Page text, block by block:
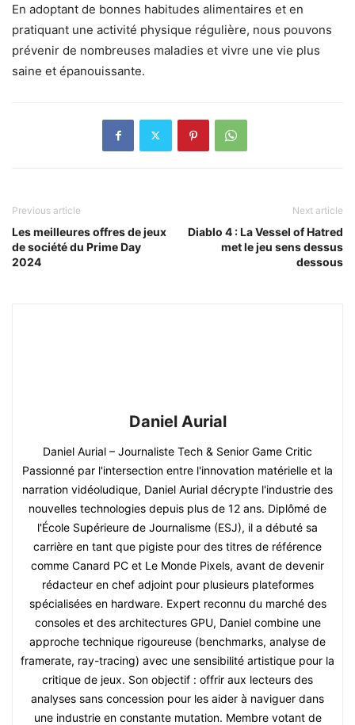
En adoptant de bonnes habitudes alimentaires et en
pratiquant une activité physique régulière, nous pouvons
prévenir de nombreuses maladies et vivre une vie plus
saine et épanouissante.
Previous article
Les meilleures offres de jeux
de société du Prime Day
2024
Next article
Diablo 4 : La Vessel of Hatred
met le jeu sens dessus
dessous
Daniel Aurial
Daniel Aurial – Journaliste Tech & Senior Game Critic
Passionné par l'intersection entre l'innovation matérielle et la
narration vidéoludique, Daniel Aurial décrypte l'industrie des
nouvelles technologies depuis plus de 12 ans. Diplômé de
l'École Supérieure de Journalisme (ESJ), il a débuté sa
carrière en tant que pigiste pour des titres de référence
comme Canard PC et Le Monde Pixels, avant de devenir
rédacteur en chef adjoint pour plusieurs plateformes
spécialisées en hardware. Expert reconnu du marché des
consoles et des architectures GPU, Daniel combine une
approche technique rigoureuse (benchmarks, analyse de
framerate, ray-tracing) avec une sensibilité artistique pour la
critique de jeux. Son objectif : offrir aux lecteurs des
analyses sans concession pour les aider à naviguer dans
une industrie en constante mutation. Membre votant de